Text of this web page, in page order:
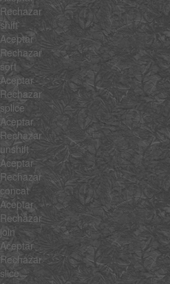
Rechazar
shift
Aceptar
Rechazar
sort
Aceptar
Rechazar
splice
Aceptar
Rechazar
unshift
Aceptar
Rechazar
concat
Aceptar
Rechazar
join
Aceptar
Rechazar
slice